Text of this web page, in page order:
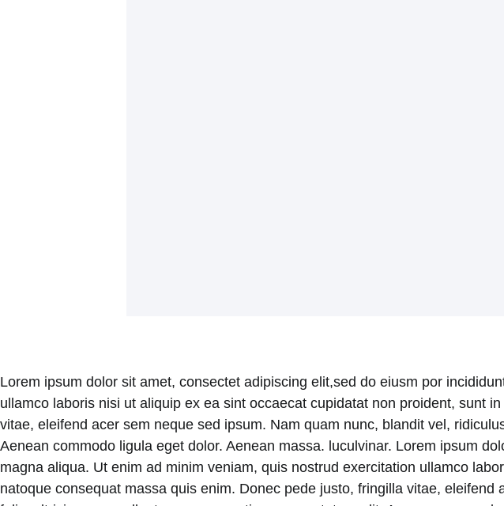
Lorem ipsum dolor sit amet, consectet adipiscing elit,sed do eiusm por
ullamco laboris nisi ut aliquip ex ea sint occaecat cupidatat non proident, sunt
vitae, eleifend acer sem neque sed ipsum. Nam quam nunc, blandit vel,
Aenean commodo ligula eget dolor. Aenean massa. luculvinar. Lorem ipsum
magna aliqua. Ut enim ad minim veniam, quis nostrud exercitation ullamco
natoque consequat massa quis enim. Donec pede justo, fringilla vitae,